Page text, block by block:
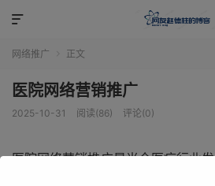

网络推广 正文
医院网络营销推广
2025-10-31 阅读(86) 评论(0)
医院网络营销推广是当今医疗行业
着互联网的普及和人们生活方式的